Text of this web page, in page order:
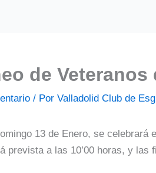
de Veteranos
/ Por Valladolid Club de
13 de Enero, se celebrará
prevista a las 10’00 horas, y las